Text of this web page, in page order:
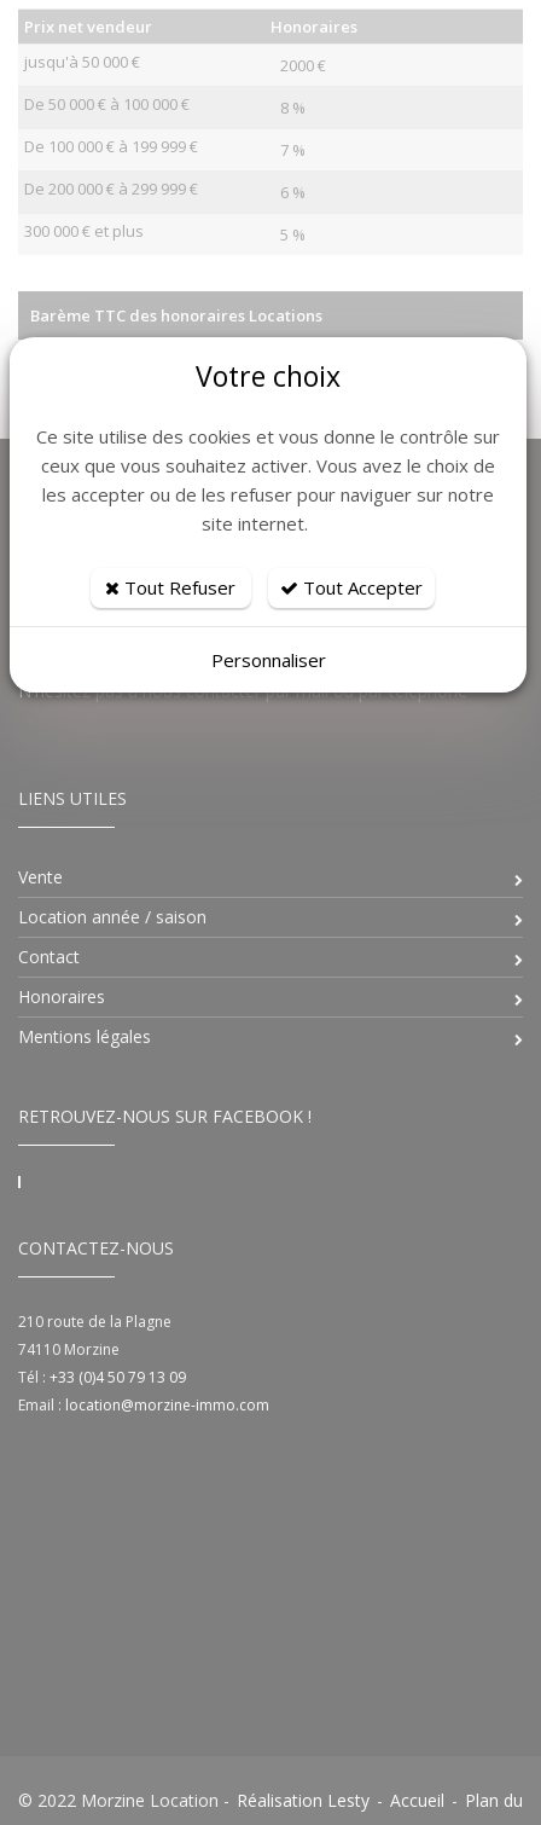
Prix net vendeur
Honoraires
jusqu'à 50 000 €
2000 €
De 50 000 € à 100 000 €
8 %
De 100 000 € à 199 999 €
7 %
De 200 000 € à 299 999 €
6 %
300 000 € et plus
5 %
Barème TTC des honoraires Locations
- Etat des lieux : 10€ TTC du m²
Tout au long de l’année, il est possible de trouver des locations
de vacances juste pour quelques jours en dernière minute...
N'hésitez pas à nous contacter par mail ou par téléphone
LIENS UTILES
Vente
Location année / saison
Contact
Honoraires
Mentions légales
RETROUVEZ-NOUS SUR FACEBOOK !
CONTACTEZ-NOUS
210 route de la Plagne
74110 Morzine
Tél : +33 (0)4 50 79 13 09
Email : location@morzine-immo.com
© 2022 Morzine Location - Réalisation Lesty - Accueil - Plan du
Votre choix
Ce site utilise des cookies et vous donne le contrôle sur
ceux que vous souhaitez activer. Vous avez le choix de
les accepter ou de les refuser pour naviguer sur notre
site internet.
Tout Refuser Tout Accepter
Personnaliser